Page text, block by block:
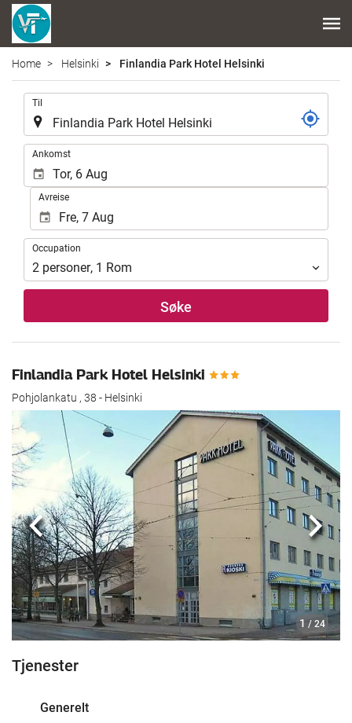
Home Helsinki Finlandia Park Hotel Helsinki
Til
Ankomst
Avreise
Occupation
Occupation
2 personer, 1 Rom
Søke
Finlandia Park Hotel Helsinki
Pohjolankatu , 38 - Helsinki
1 / 24
Forrige
Tjenester
Generelt